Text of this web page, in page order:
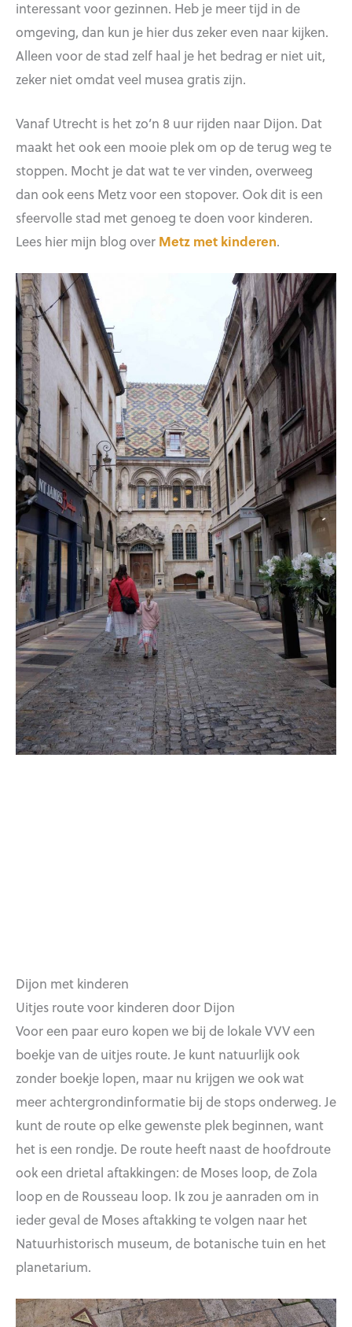
interessant voor gezinnen. Heb je meer tijd in de
omgeving, dan kun je hier dus zeker even naar kijken.
Alleen voor de stad zelf haal je het bedrag er niet uit,
zeker niet omdat veel musea gratis zijn.
Vanaf Utrecht is het zo’n 8 uur rijden naar Dijon. Dat
maakt het ook een mooie plek om op de terug weg te
stoppen. Mocht je dat wat te ver vinden, overweeg
dan ook eens Metz voor een stopover. Ook dit is een
sfeervolle stad met genoeg te doen voor kinderen.
Lees hier mijn blog over Metz met kinderen.
Dijon met kinderen
Uitjes route voor kinderen door Dijon
Voor een paar euro kopen we bij de lokale VVV een
boekje van de uitjes route. Je kunt natuurlijk ook
zonder boekje lopen, maar nu krijgen we ook wat
meer achtergrondinformatie bij de stops onderweg. Je
kunt de route op elke gewenste plek beginnen, want
het is een rondje. De route heeft naast de hoofdroute
ook een drietal aftakkingen: de Moses loop, de Zola
loop en de Rousseau loop. Ik zou je aanraden om in
ieder geval de Moses aftakking te volgen naar het
Natuurhistorisch museum, de botanische tuin en het
planetarium.